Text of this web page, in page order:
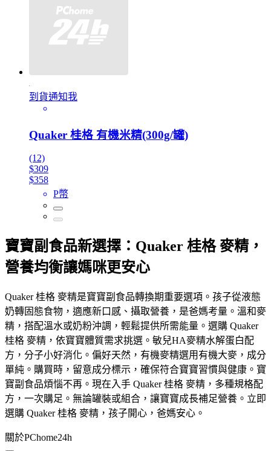
到貨通知我
Quaker 桂格 有機米精(300g/罐)
(12)
$309
$358
P幣
寶寶副食品新選擇：Quaker 桂格 麥精，
營養均衡讓媽咪更安心
Quaker 桂格 麥精是寶寶副食品轉換期重要選項。孩子從液態
奶轉固態食物，適應新口感、攝取營養，是爸媽考量。溫和麥
精，搭配溫水或奶粉沖調，輕鬆提供所需能量。選購 Quaker
桂格 麥精，依寶寶體質需求挑選。敏兒HA麥精水解蛋白配
方，分子小好消化。偏好天然，有機麥精選用有機大麥，成分
單純。購買時，留意成分標示，確保符合寶寶習慣與健康。寶
寶副食品煩惱不再。現在入手 Quaker 桂格 麥精，多種規格配
方，一次購足。無論罐裝或組合，讓寶寶成長補足營養。立即
選購 Quaker 桂格 麥精，孩子開心，爸媽安心。
關於PChome24h